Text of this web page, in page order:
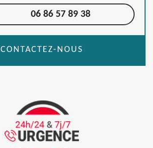
06 86 57 89 38
CONTACTEZ-NOUS